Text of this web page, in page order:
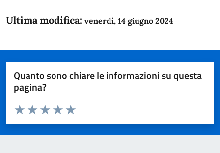
Ultima modifica: venerdì, 14 giugno 2024
Quanto sono chiare le informazioni su questa
pagina?
Domanda
Valuta da 1 a 5 stelle la pagina
Valuta 5 stelle su 5
Valuta 4 stelle su 5
Valuta 3 stelle su 5
Valuta 2 stelle su 5
Valuta 1 stelle su 5